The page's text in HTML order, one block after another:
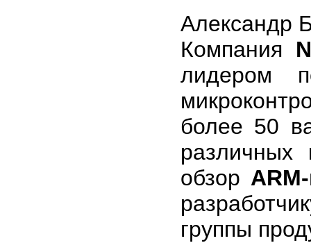
Александр
Компания
лидером
более 50
различных
обзор
группы